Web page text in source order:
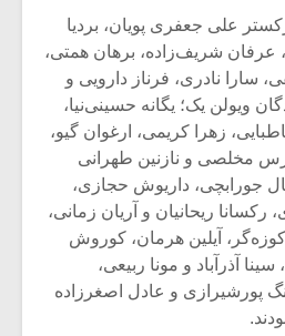
علی جعفری پویان، بردیا
عرفان شریف‌زاده، برهان همتی،
سارا نادری، فرناز دارویی و
ویولن یک؛ یگانه حسینی‌نیا،
زهرا کریمی، ارغوان گیو،
مخلصی و نازنین طهرانی
جورابچی، داریوش حجازی،
ریحانیان و آریان زمانی،
کوزه‌گر، آیلین هرمان، کوروش
آذرآباد و مونا ربیعی،
پورشیرازی و عادل اصغرزاده